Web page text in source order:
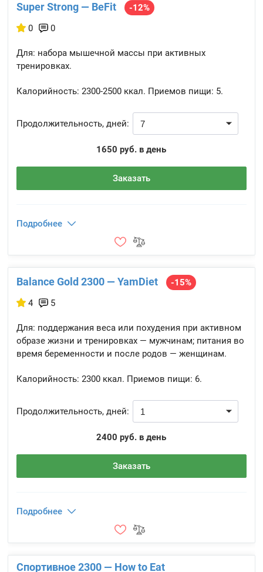
Super Strong — BeFit
-12%
0
0
Для: набора мышечной массы при активных
тренировках.
Калорийность: 2300-2500 ккал. Приемов пищи: 5.
Продолжительность, дней:
1650 руб. в день
Заказать
Подробнее
Balance Gold 2300 — YamDiet
-15%
4
5
Для: поддержания веса или похудения при активном
образе жизни и тренировках — мужчинам; питания во
время беременности и после родов — женщинам.
Калорийность: 2300 ккал. Приемов пищи: 6.
Продолжительность, дней:
2400 руб. в день
Заказать
Подробнее
Спортивное 2300 — How to Eat